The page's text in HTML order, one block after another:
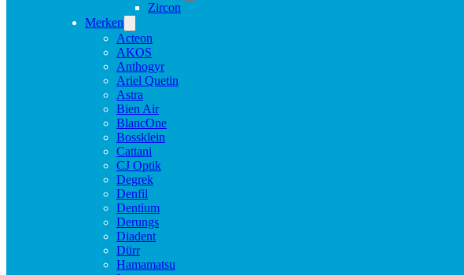
Zircon
Merken
Acteon
AKOS
Anthogyr
Ariel Quetin
Astra
Bien Air
BlancOne
Bossklein
Cattani
CJ Optik
Degrek
Denfil
Dentium
Derungs
Diadent
Dürr
Hamamatsu